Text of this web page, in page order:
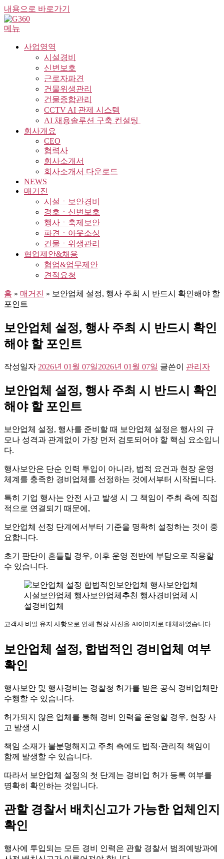
내용으로 바로가기
메뉴
사업영역
시설경비
신변보호
근로자파견
건물위생관리
건물종합관리
CCTV AI 관제 시스템
AI 채용솔루션 구축 컨설팅 ​
회사개요
CEO
협력사
회사소개서
회사소개서 다운로드
NEWS
매거진
시설ㆍ보안경비
경호ㆍ신변보호
행사ㆍ축제보안
파견ㆍ아웃소싱
건물ㆍ위생관리
협업제안&채용
협업&업무제안
견적요청
홈 » 매거진 » 보안업체 설정, 행사 주최 시 반드시 확인해야 할
포인트
보안업체 설정, 행사 주최 시 반드시 확인
해야 할 포인트
작성일자 2026년 01월 07일2026년 01월 07일 글쓴이 관리자
보안업체 설정, 행사 주최 시 반드시 확인
해야 할 포인트
보안업체 설정, 행사를 준비할 때 보안업체 설정은 행사의 규
모나 성격과 관계없이 가장 먼저 검토되어야 할 핵심 요소입니
다.
행사보안은 단순 인력 투입이 아니라, 법적 요건과 현장 운영
체계를 충족한 경비업체를 선정하는 것에서부터 시작됩니다.
특히 기업 행사는 안전 사고 발생 시 그 책임이 주최 측에 직접
적으로 연결되기 때문에,
보안업체 선정 단계에서부터 기준을 명확히 설정하는 것이 중
요합니다.
초기 판단이 흔들릴 경우, 이후 운영 전반에 부담으로 작용할
수 있습니다.
고객사 비밀 유지 사항으로 인해 현장 사진을 AI이미지로 대체하였습니다
보안업체 설정, 합법적인 경비업체 여부
확인
행사보안 및 행사경비는 경찰청 허가를 받은 공식 경비업체만
수행할 수 있습니다.
허가되지 않은 업체를 통해 경비 인력을 운영할 경우, 현장 사
고 발생 시
책임 소재가 불분명해지고 주최 측에도 법적·관리적 책임이
함께 발생할 수 있습니다.
따라서 보안업체 설정의 첫 단계는 경비업 허가 등록 여부를
명확히 확인하는 것입니다.
관할 경찰서 배치신고가 가능한 업체인지
확인
행사에 투입되는 모든 경비 인력은 관할 경찰서 범죄예방과에